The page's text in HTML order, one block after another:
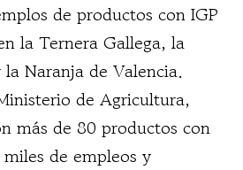
de productos con IGP
la Ternera Gallega, la
Naranja de Valencia.
de Agricultura,
más de 80 productos con
de empleos y